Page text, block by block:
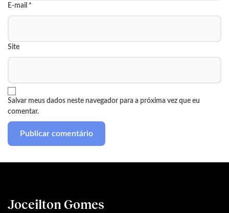
E-mail *
Site
Salvar meus dados neste navegador para a próxima vez que eu
comentar.
Joceilton Gomes